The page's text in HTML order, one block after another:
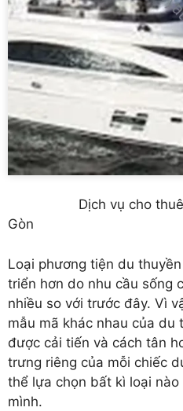
Dịch vụ cho thuê du
Gòn
Loại phương tiện du
triển hơn do nhu cầu sống
nhiều so với trước đây. Vì
mẫu mã khác nhau của du
được cải tiến và cách tân
trưng riêng của mỗi chiếc
thể lựa chọn bất kì loại
mình.